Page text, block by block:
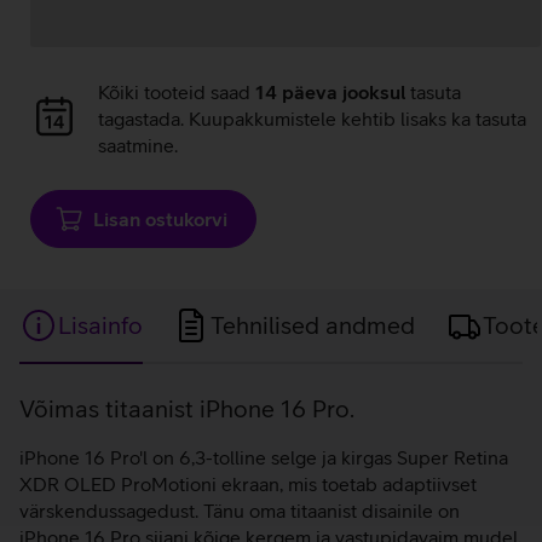
Andmete
laadimine
Kõiki tooteid saad 14 päeva jooksul tasuta
tagastada. Kuupakkumistele kehtib lisaks ka tasuta
saatmine.
Lisan ostukorvi
Lisainfo Tehnilised andmed
Lisainfo
Võimas titaanist iPhone 16 Pro.
iPhone 16 Pro'l on 6,3-tolline selge ja kirgas Super Retina
XDR OLED ProMotioni ekraan, mis toetab adaptiivset
värskendussagedust. Tänu oma titaanist disainile on
iPhone 16 Pro siiani kõige kergem ja vastupidavaim mudel.